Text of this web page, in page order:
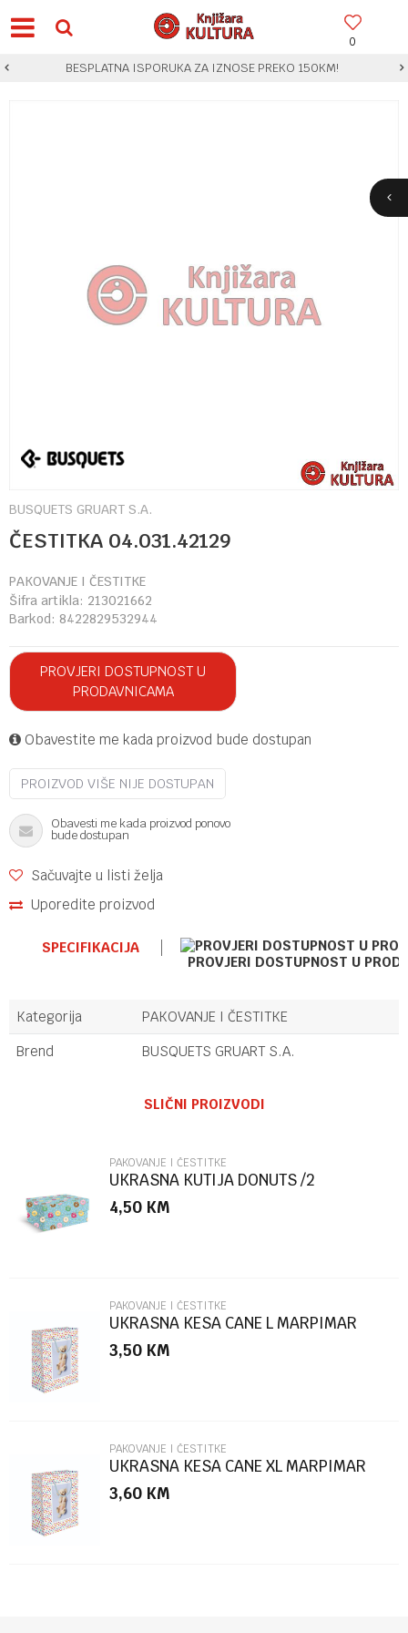
0
BESPLATNA ISPORUKA ZA IZNOSE PREKO 150KM!
BUSQUETS GRUART S.A.
ČESTITKA 04.031.42129
PAKOVANJE I ČESTITKE
Šifra artikla: 213021662
Barkod: 8422829532944
PROVJERI DOSTUPNOST U
PRODAVNICAMA
Obavestite me kada proizvod bude dostupan
PROIZVOD VIŠE NIJE DOSTUPAN
Obavesti me kada proizvod ponovo
bude dostupan
Sačuvajte u listi želja
Uporedite proizvod
SPECIFIKACIJA
PROVJERI DOSTUPNOST U
Kategorija
PAKOVANJE I ČESTITKE
Brend
BUSQUETS GRUART S.A.
Poruka
POŠALJI
SLIČNI PROIZVODI
PAKOVANJE I ČESTITKE
UKRASNA KUTIJA DONUTS /2
MARPIMAR
4,50 KM
PAKOVANJE I ČESTITKE
UKRASNA KESA CANE L MARPIMAR
3,50 KM
PAKOVANJE I ČESTITKE
UKRASNA KESA CANE XL MARPIMAR
3,60 KM